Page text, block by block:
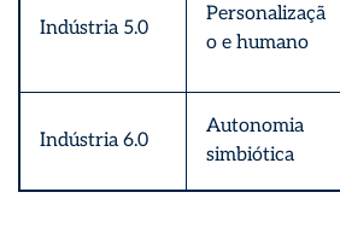
Indústria 5.0
Personalizaçã
o e humano
Indústria 6.0
Autonomia
simbiótica